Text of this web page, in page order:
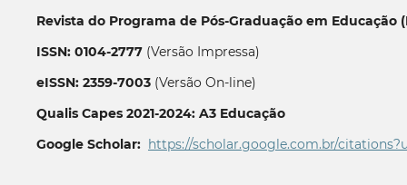
Revista do Programa de Pós-Graduação em Educação
ISSN: 0104-2777(Versão Impressa)
eISSN: 2359-7003(Versão On-line)
Qualis Capes 2021-2024: A3 Educação
Google Scholar: https://scholar.google.com.br/